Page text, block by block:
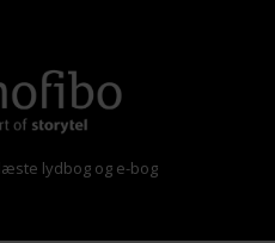
lydbog og e-bog